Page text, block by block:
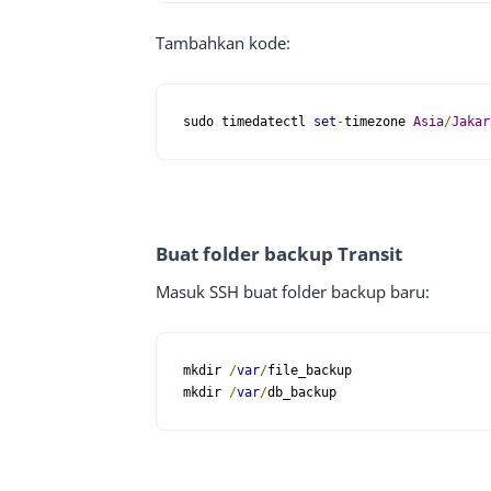
Tambahkan kode:
sudo timedatectl set -timezone Asia/
Buat folder backup Transit
Masuk SSH buat folder backup baru:
mkdir /var/file_backup
mkdir /var/db_backup